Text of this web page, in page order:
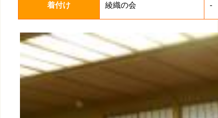
着付け 綾織の会 -